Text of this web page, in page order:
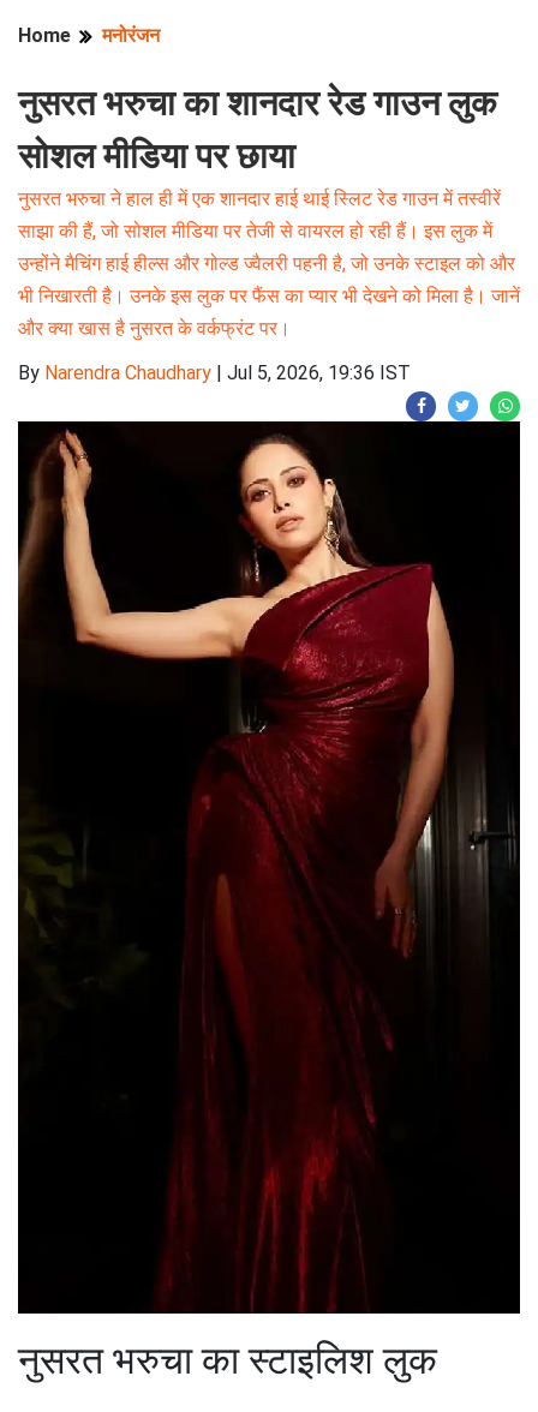
Home मनोरंजन
नुसरत भरुचा का शानदार रेड गाउन लुक
सोशल मीडिया पर छाया
नुसरत भरुचा ने हाल ही में एक शानदार हाई थाई स्लिट रेड गाउन में तस्वीरें
साझा की हैं, जो सोशल मीडिया पर तेजी से वायरल हो रही हैं। इस लुक में
उन्होंने मैचिंग हाई हील्स और गोल्ड ज्वैलरी पहनी है, जो उनके स्टाइल को और
भी निखारती है। उनके इस लुक पर फैंस का प्यार भी देखने को मिला है। जानें
और क्या खास है नुसरत के वर्कफ्रंट पर।
By Narendra Chaudhary | Jul 5, 2026, 19:36 IST
नुसरत भरुचा का स्टाइलिश लुक